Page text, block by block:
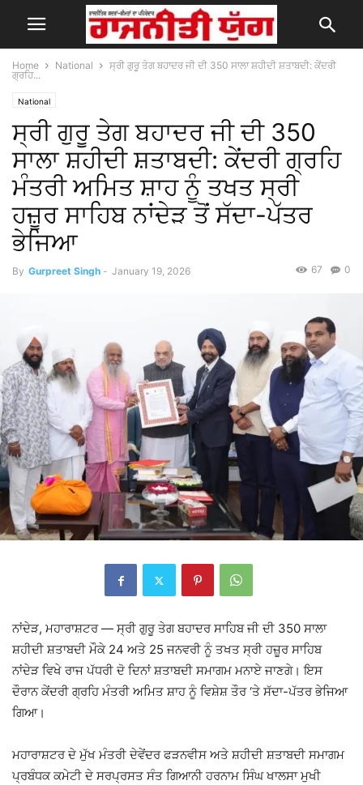
Home National
ਸ੍ਰੀ ਗੁਰੂ ਤੇਗ ਬਹਾਦਰ ਜੀ ਦੀ 350 ਸਾਲਾ ਸ਼ਹੀਦੀ ਸ਼ਤਾਬਦੀ: ਕੇਂਦਰੀ
ਗ੍ਰਹਿ...
National
ਸ੍ਰੀ ਗੁਰੂ ਤੇਗ ਬਹਾਦਰ ਜੀ ਦੀ 350
ਸਾਲਾ ਸ਼ਹੀਦੀ ਸ਼ਤਾਬਦੀ: ਕੇਂਦਰੀ ਗ੍ਰਹਿ
ਮੰਤਰੀ ਅਮਿਤ ਸ਼ਾਹ ਨੂੰ ਤਖਤ ਸ੍ਰੀ
ਹਜ਼ੂਰ ਸਾਹਿਬ ਨਾਂਦੇੜ ਤੋਂ ਸੱਦਾ-ਪੱਤਰ
ਭੇਜਿਆ
By Gurpreet Singh - January 19, 2026 0
67
ਨਾਂਦੇੜ, ਮਹਾਰਾਸ਼ਟਰ — ਸ੍ਰੀ ਗੁਰੂ ਤੇਗ ਬਹਾਦਰ ਸਾਹਿਬ ਜੀ ਦੀ 350 ਸਾਲਾ
ਸ਼ਹੀਦੀ ਸ਼ਤਾਬਦੀ ਮੌਕੇ 24 ਅਤੇ 25 ਜਨਵਰੀ ਨੂੰ ਤਖਤ ਸ੍ਰੀ ਹਜ਼ੂਰ ਸਾਹਿਬ
ਨਾਂਦੇੜ ਵਿਖੇ ਰਾਜ ਪੱਧਰੀ ਦੋ ਦਿਨਾਂ ਸ਼ਤਾਬਦੀ ਸਮਾਗਮ ਮਨਾਏ ਜਾਣਗੇ। ਇਸ
ਦੌਰਾਨ ਕੇਂਦਰੀ ਗ੍ਰਹਿ ਮੰਤਰੀ ਅਮਿਤ ਸ਼ਾਹ ਨੂੰ ਵਿਸ਼ੇਸ਼ ਤੌਰ ‘ਤੇ ਸੱਦਾ-ਪੱਤਰ ਭੇਜਿਆ
ਗਿਆ।
ਮਹਾਰਾਸ਼ਟਰ ਦੇ ਮੁੱਖ ਮੰਤਰੀ ਦੇਵੇਂਦਰ ਫੜਨਵੀਸ ਅਤੇ ਸ਼ਹੀਦੀ ਸ਼ਤਾਬਦੀ ਸਮਾਗਮ
ਪ੍ਰਬੰਧਕ ਕਮੇਟੀ ਦੇ ਸਰਪ੍ਰਸਤ ਸੰਤ ਗਿਆਨੀ ਹਰਨਾਮ ਸਿੰਘ ਖਾਲਸਾ ਮੁਖੀ